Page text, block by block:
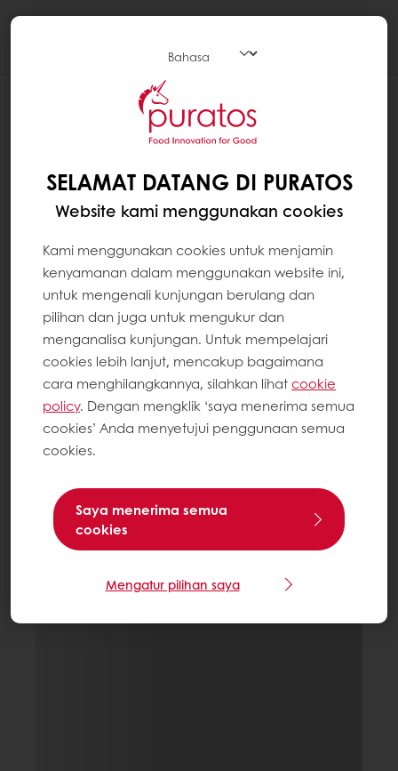
SELAMAT DATANG DI PURATOS
Website kami menggunakan cookies
Kami menggunakan cookies untuk menjamin
kenyamanan dalam menggunakan website ini,
untuk mengenali kunjungan berulang dan
pilihan dan juga untuk mengukur dan
menganalisa kunjungan. Untuk mempelajari
cookies lebih lanjut, mencakup bagaimana
cara menghilangkannya, silahkan lihatcookie
policy. Dengan mengklik ‘saya menerima semua
cookies’ Anda menyetujui penggunaan semua
cookies.
Saya menerima semua
cookies
Mengatur pilihan saya